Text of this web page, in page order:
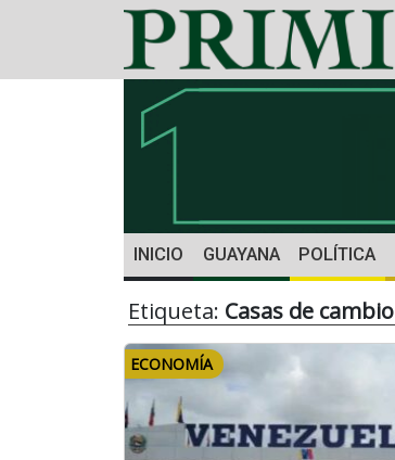
INICIO GUAYANA POLÍTICA
Etiqueta: Casas de cambio
ECONOMÍA